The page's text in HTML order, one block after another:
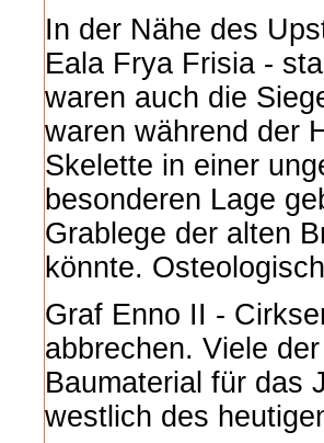
In der Nähe des
Eala Frya Frisia -
waren auch die
waren während der
Skelette in einer
besonderen Lage
Grablege der alten
könnte.
Graf Enno II -
abbrechen. Viele
Baumaterial für das
westlich des